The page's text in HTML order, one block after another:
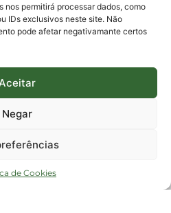
nos permitirá processar dados, como
IDs exclusivos neste site. Não
pode afetar negativamante certos
Aceitar
Negar
de Cookies
à Inovação
à Bolsas
à Prestação de Contas
à Plataforma
3665-4831
Fapesc / Celta, 5° andar